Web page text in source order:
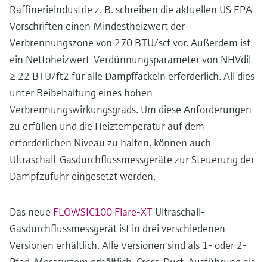
Raffinerieindustrie z. B. schreiben die aktuellen US EPA-
Vorschriften einen Mindestheizwert der
Verbrennungszone von 270 BTU/scf vor. Außerdem ist
ein Nettoheizwert-Verdünnungsparameter von NHVdil
≥ 22 BTU/ft2 für alle Dampffackeln erforderlich. All dies
unter Beibehaltung eines hohen
Verbrennungswirkungsgrads. Um diese Anforderungen
zu erfüllen und die Heiztemperatur auf dem
erforderlichen Niveau zu halten, können auch
Ultraschall-Gasdurchflussmessgeräte zur Steuerung der
Dampfzufuhr eingesetzt werden.
Das neue FLOWSIC100 Flare-XT Ultraschall-
Gasdurchflussmessgerät ist in drei verschiedenen
Versionen erhältlich. Alle Versionen sind als 1- oder 2-